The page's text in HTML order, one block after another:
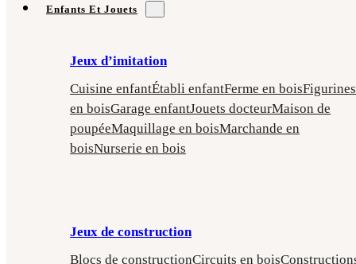
Enfants Et Jouets
Jeux d’imitation
Cuisine enfantÉtabli enfantFerme en boisFigurines
en boisGarage enfantJouets docteurMaison de
poupéeMaquillage en boisMarchande en
boisNurserie en bois
Jeux de construction
Blocs de constructionCircuits en bois